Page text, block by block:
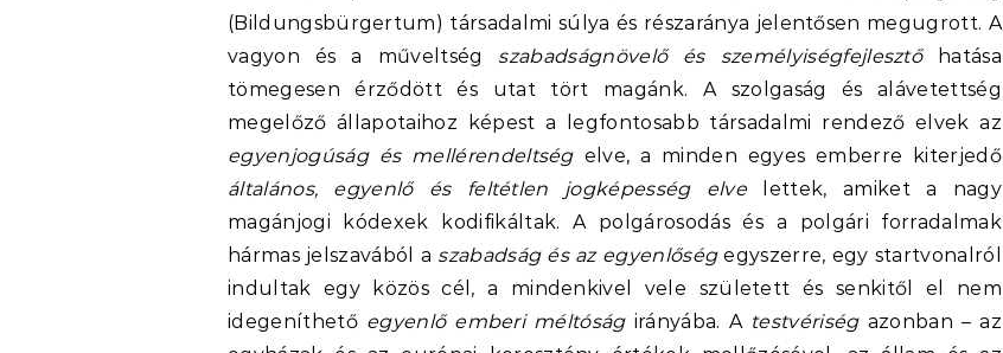
(Bildungsbürgertum) társadalmi súlya és részaránya jelentősen megugrott. A
vagyon és a műveltség szabadságnövelő és személyiségfejlesztő
hatása
tömegesen érződött és utat tört magánk. A szolgaság és alávetettség
megelőző állapotaihoz képest a legfontosabb társadalmi rendező elvek az
egyenjogúság és mellérendeltség elve, a minden egyes emberre kiterjedő
általános, egyenlő és feltétlen jogképesség elvelettek, amiket a nagy
magánjogi kódexek kodifikáltak. A polgárosodás és a polgári forradalmak
hármas jelszavából a szabadság és az egyenlőségegyszerre, egy startvonalról
indultak egy közös cél, a mindenkivel vele született és senkitől el nem
idegeníthető egyenlő emberi méltóság irányába. A testvériség azonban – az